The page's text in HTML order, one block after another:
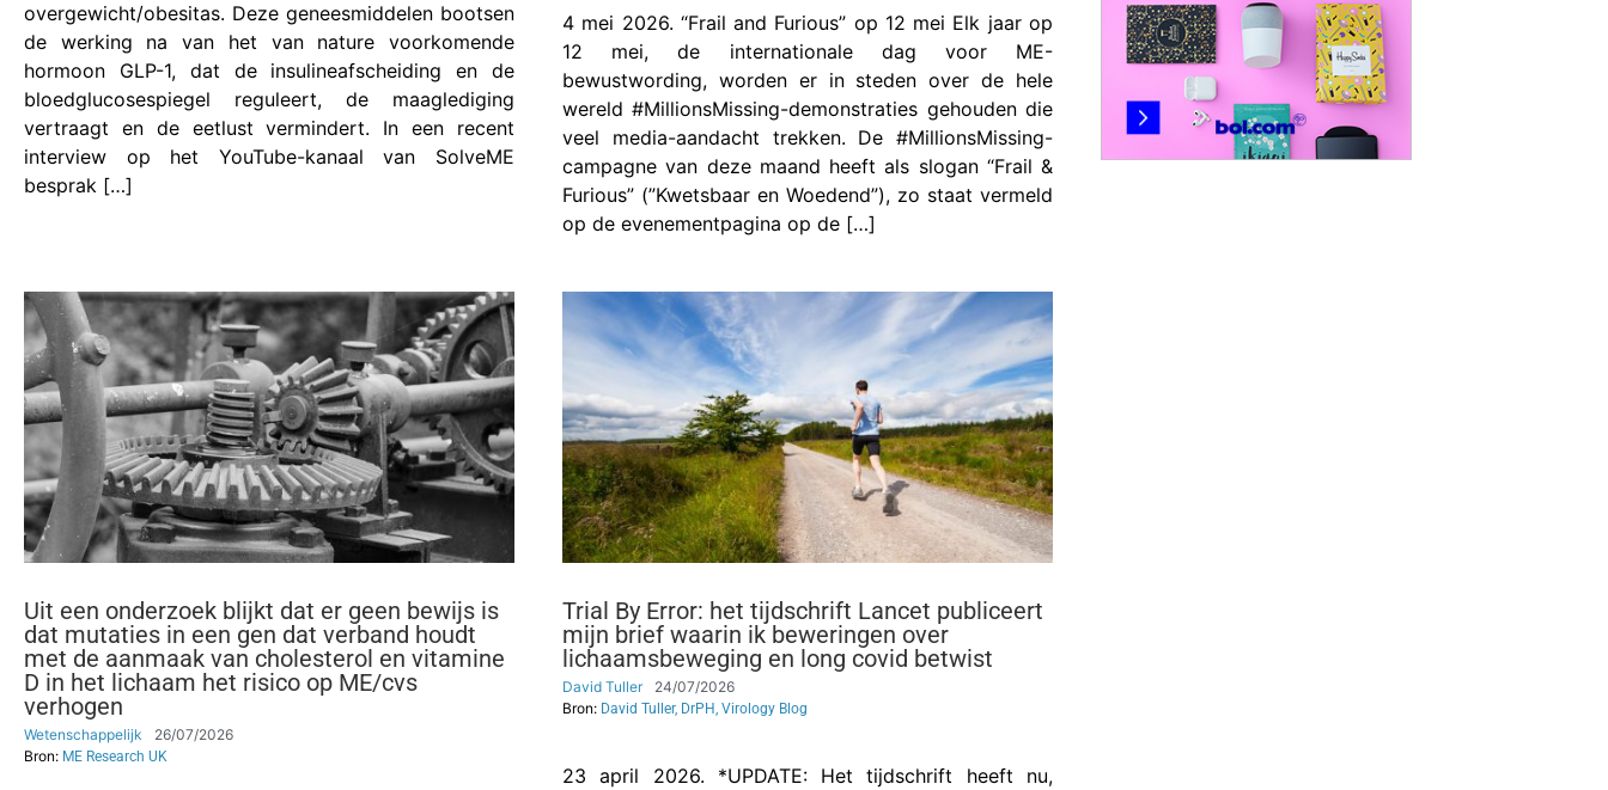
overgewicht/obesitas. Deze geneesmiddelen bootsen
de werking na van het van nature voorkomende
hormoon GLP-1, dat de insulineafscheiding en de
bloedglucosespiegel reguleert, de maaglediging
vertraagt ​​en de eetlust vermindert. In een recent
interview op het YouTube-kanaal van SolveME
besprak […]
4 mei 2026. “Frail and Furious” op 12 mei Elk jaar op
12 mei, de internationale dag voor ME-
bewustwording, worden er in steden over de hele
wereld #MillionsMissing-demonstraties gehouden die
veel media-aandacht trekken. De #MillionsMissing-
campagne van deze maand heeft als slogan “Frail &
Furious” (”Kwetsbaar en Woedend”), zo staat vermeld
op de evenementpagina op de […]
Uit een onderzoek blijkt dat er geen bewijs is
dat mutaties in een gen dat verband houdt
met de aanmaak van cholesterol en vitamine
D in het lichaam het risico op ME/cvs
verhogen
Wetenschappelijk
26/07/2026
Bron: ME Research UK
Trial By Error: het tijdschrift Lancet publiceert
mijn brief waarin ik beweringen over
lichaamsbeweging en long covid betwist
David Tuller
24/07/2026
Bron: David Tuller, DrPH, Virology Blog
23 april 2026. *UPDATE: Het tijdschrift heeft nu,